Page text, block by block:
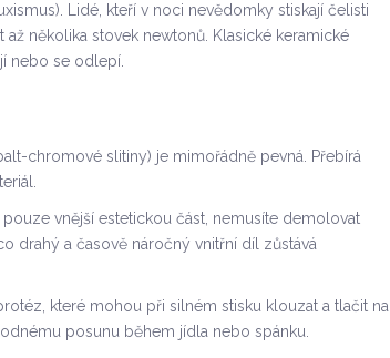
. Lidé, kteří v noci nevědomky stiskají čelisti
několika stovek newtonů. Klasické keramické
nebo se odlepí.
chromové slitiny) je mimořádně pevná. Přebírá
vnější estetickou část, nemusíte demolovat
drahý a časově náročný vnitřní díl zůstává
které mohou při silném stisku klouzat a tlačit na
posunu během jídla nebo spánku.